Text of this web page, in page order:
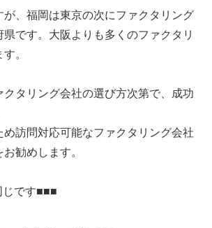
が、福岡は東京の次にファクタリング
です。大阪よりも多くのファクタリ
。
クタリング会社の選び方次第で、成功
め訪問対応可能なファクタリング会社
勧めします。
じです■■■